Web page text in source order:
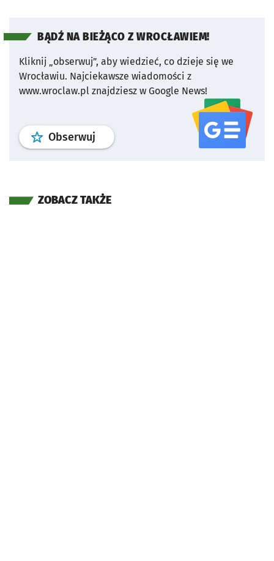
BĄDŹ NA BIEŻĄCO Z WROCŁAWIEM!
Kliknij „obserwuj”, aby wiedzieć, co dzieje się we
Wrocławiu. Najciekawsze wiadomości z
www.wroclaw.pl znajdziesz w Google News!
Obserwuj profil serwisu
ZOBACZ TAKŻE